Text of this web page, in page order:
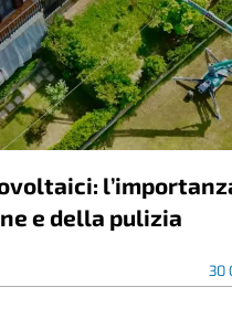
e della pulizia
30